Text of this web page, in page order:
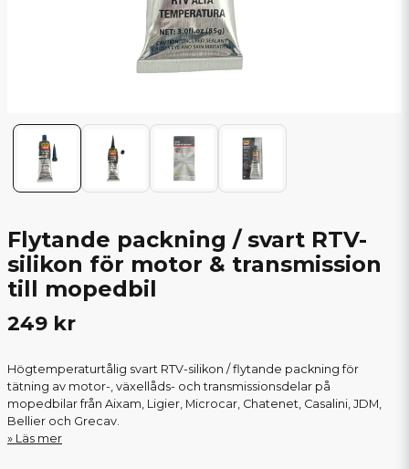
Flytande packning / svart RTV-
silikon för motor & transmission
till mopedbil
249 kr
Högtemperaturtålig svart RTV-silikon / flytande packning för
tätning av motor-, växellåds- och transmissionsdelar på
mopedbilar från Aixam, Ligier, Microcar, Chatenet, Casalini, JDM,
Bellier och Grecav.
Läs mer